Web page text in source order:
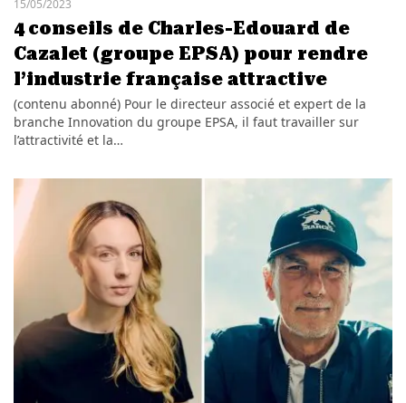
15/05/2023
4 conseils de Charles-Edouard de
Cazalet (groupe EPSA) pour rendre
l’industrie française attractive
(contenu abonné) Pour le directeur associé et expert de la
branche Innovation du groupe EPSA, il faut travailler sur
l’attractivité et la…